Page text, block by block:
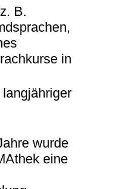
B.
in
wurde
eine